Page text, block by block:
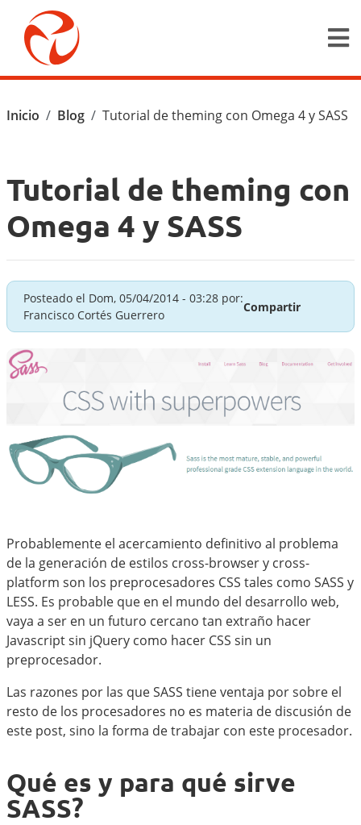
Pasar al contenido principal
Ruta de navegación
Inicio Blog Tutorial de theming con Omega 4 y SASS
Tutorial de theming con
Omega 4 y SASS
Posteado el Dom, 05/04/2014 - 03:28 por:
Francisco Cortés Guerrero
Compartir
Probablemente el acercamiento definitivo al problema
de la generación de estilos cross-browser y cross-
platform son los preprocesadores CSS tales como SASS y
LESS. Es probable que en el mundo del desarrollo web,
vaya a ser en un futuro cercano tan extraño hacer
Javascript sin jQuery como hacer CSS sin un
preprocesador.
Las razones por las que SASS tiene ventaja por sobre el
resto de los procesadores no es materia de discusión de
este post, sino la forma de trabajar con este procesador.
Qué es y para qué sirve
SASS?